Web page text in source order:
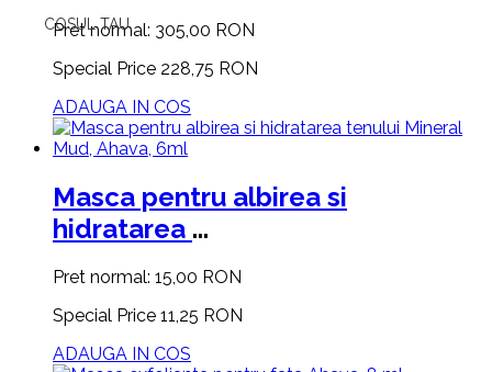
COSUL TAU
Pret normal: 305,00 RON
Special Price 228,75 RON
ADAUGA IN COS
Masca pentru albirea si
hidratarea ...
Pret normal: 15,00 RON
Special Price 11,25 RON
ADAUGA IN COS